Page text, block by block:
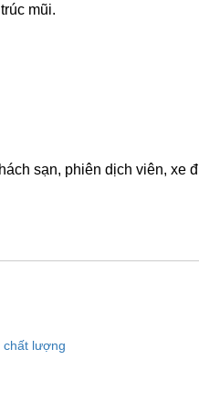
mũi.
sạn, phiên dịch viên, xe
chất lượng